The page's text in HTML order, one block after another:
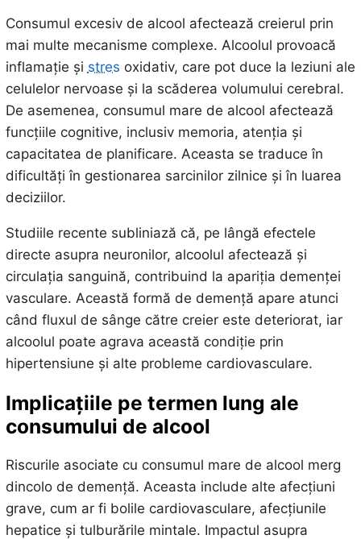
Consumul excesiv de alcool afectează creierul prin
mai multe mecanisme complexe. Alcoolul provoacă
inflamație și stres oxidativ, care pot duce la leziuni ale
celulelor nervoase și la scăderea volumului cerebral.
De asemenea, consumul mare de alcool afectează
funcțiile cognitive, inclusiv memoria, atenția și
capacitatea de planificare. Aceasta se traduce în
dificultăți în gestionarea sarcinilor zilnice și în luarea
deciziilor.
Studiile recente subliniază că, pe lângă efectele
directe asupra neuronilor, alcoolul afectează și
circulația sanguină, contribuind la apariția demenței
vasculare. Această formă de demență apare atunci
când fluxul de sânge către creier este deteriorat, iar
alcoolul poate agrava această condiție prin
hipertensiune și alte probleme cardiovasculare.
Implicațiile pe termen lung ale
consumului de alcool
Riscurile asociate cu consumul mare de alcool merg
dincolo de demență. Aceasta include alte afecțiuni
grave, cum ar fi bolile cardiovasculare, afecțiunile
hepatice și tulburările mintale. Impactul asupra